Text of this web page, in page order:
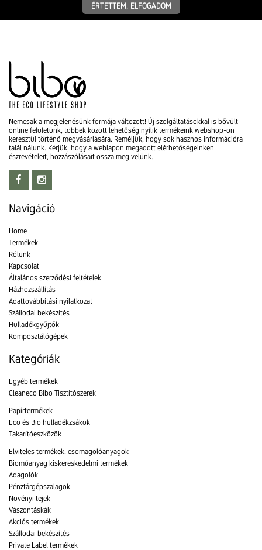
ÉRTETTEM, ELFOGADOM
Nemcsak a megjelenésünk formája változott! Új szolgáltatásokkal is bővült
online felületünk, többek között lehetőség nyílik termékeink webshop-on
keresztül történő megvásárlására. Reméljük, hogy sok hasznos információra
talál nálunk. Kérjük, hogy a weblapon megadott elérhetőségeinken
észrevételeit, hozzászólásait ossza meg velünk.
Navigáció
Home
Termékek
Rólunk
Kapcsolat
Általános szerződési feltételek
Házhozszállítás
Adattovábbítási nyilatkozat
Szállodai bekészítés
Hulladékgyűjtők
Komposztálógépek
Kategóriák
Egyéb termékek
Cleaneco Bibo Tisztítószerek
Papírtermékek
Eco és Bio hulladékzsákok
Takarítóeszközök
Elviteles termékek, csomagolóanyagok
Bioműanyag kiskereskedelmi termékek
Adagolók
Pénztárgépszalagok
Növényi tejek
Vászontáskák
Akciós termékek
Szállodai bekészítés
Private Label termékek